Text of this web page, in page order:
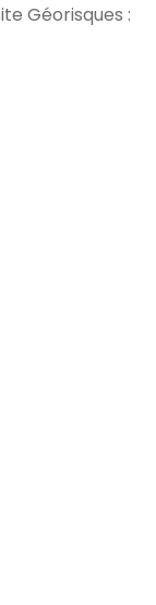
Géorisques :